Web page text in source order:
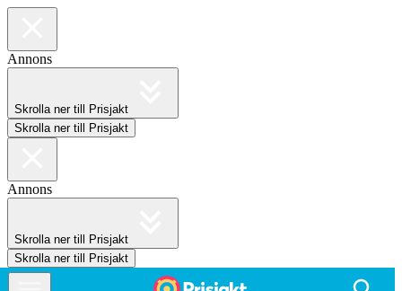
Annons
Skrolla ner till Prisjakt
Skrolla ner till Prisjakt
Annons
Skrolla ner till Prisjakt
Skrolla ner till Prisjakt